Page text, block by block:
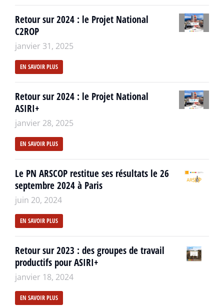
Retour sur 2024 : le Projet National
C2ROP
janvier 31, 2025
EN SAVOIR PLUS
Retour sur 2024 : le Projet National
ASIRI+
janvier 28, 2025
EN SAVOIR PLUS
Le PN ARSCOP restitue ses résultats le 26
septembre 2024 à Paris
juin 20, 2024
EN SAVOIR PLUS
Retour sur 2023 : des groupes de travail
productifs pour ASIRI+
janvier 18, 2024
EN SAVOIR PLUS